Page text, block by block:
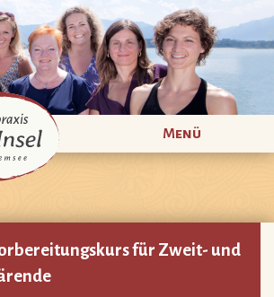
Menü
für Zweit- und